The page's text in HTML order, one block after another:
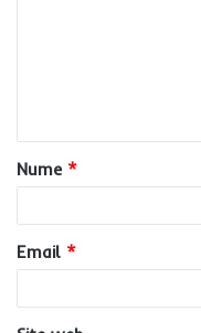
a
r
u
*
Nume *
Email *